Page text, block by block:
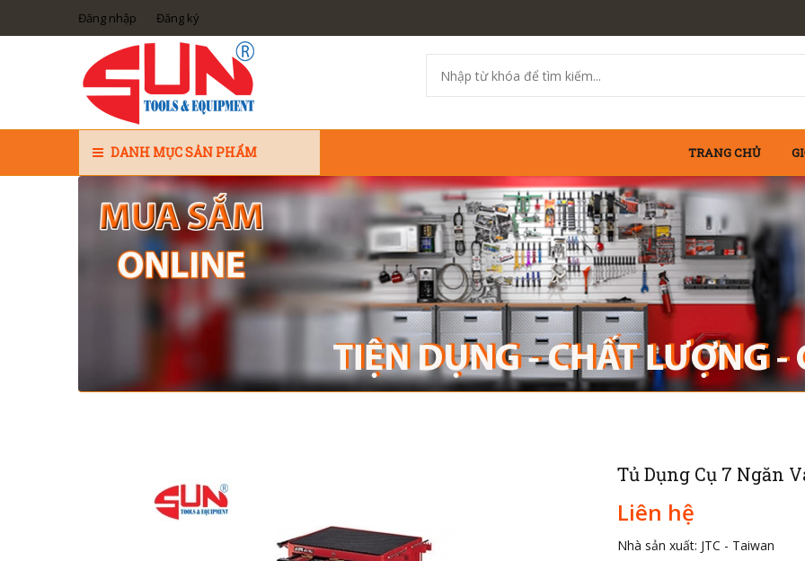
Đăng nhập Đăng ký
DANH MỤC SẢN PHẨM TRANG CHỦ
Tủ Dụng Cụ 7 Ngăn
Liên hệ
Nhà sản xuất: JTC - Taiwan